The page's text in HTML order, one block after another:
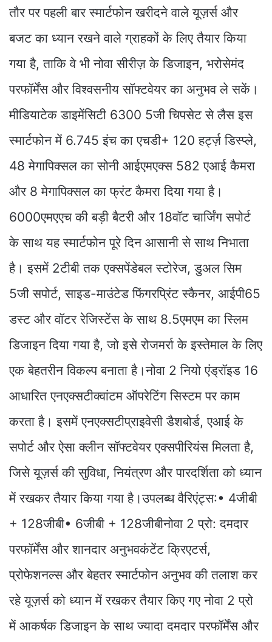
तौर पर पहली बार स्मार्टफोन खरीदने वाले यूज़र्स और
बजट का ध्यान रखने वाले ग्राहकों के लिए तैयार किया
गया है, ताकि वे भी नोवा सीरीज़ के डिजाइन, भरोसेमंद
परफॉर्मेंस और विश्वसनीय सॉफ्टवेयर का अनुभव ले सकें।
मीडियाटेक डाइमेंसिटी 6300 5जी चिपसेट से लैस इस
स्मार्टफोन में 6.745 इंच का एचडी+ 120 हर्ट्ज़ डिस्प्ले,
48 मेगापिक्सल का सोनी आईएमएक्स 582 एआई कैमरा
और 8 मेगापिक्सल का फ्रंट कैमरा दिया गया है।
6000एमएएच की बड़ी बैटरी और 18वॉट चार्जिंग सपोर्ट
के साथ यह स्मार्टफोन पूरे दिन आसानी से साथ निभाता
है। इसमें 2टीबी तक एक्सपेंडेबल स्टोरेज, डुअल सिम
5जी सपोर्ट, साइड-माउंटेड फिंगरप्रिंट स्कैनर, आईपी65
डस्ट और वॉटर रेजिस्टेंस के साथ 8.5एमएम का स्लिम
डिजाइन दिया गया है, जो इसे रोजमर्रा के इस्तेमाल के लिए
एक बेहतरीन विकल्प बनाता है।नोवा 2 नियो एंड्रॉइड 16
आधारित एनएक्सटीक्वांटम ऑपरेटिंग सिस्टम पर काम
करता है। इसमें एनएक्सटीप्राइवेसी डैशबोर्ड, एआई के
सपोर्ट और ऐसा क्लीन सॉफ्टवेयर एक्सपीरियंस मिलता है,
जिसे यूज़र्स की सुविधा, नियंत्रण और पारदर्शिता को ध्यान
में रखकर तैयार किया गया है।उपलब्ध वैरिएंट्स:• 4जीबी
+ 128जीबी• 6जीबी + 128जीबीनोवा 2 प्रो: दमदार
परफॉर्मेंस और शानदार अनुभवकंटेंट क्रिएटर्स,
प्रोफेशनल्स और बेहतर स्मार्टफोन अनुभव की तलाश कर
रहे यूज़र्स को ध्यान में रखकर तैयार किए गए नोवा 2 प्रो
में आकर्षक डिजाइन के साथ ज्यादा दमदार परफॉर्मेंस और